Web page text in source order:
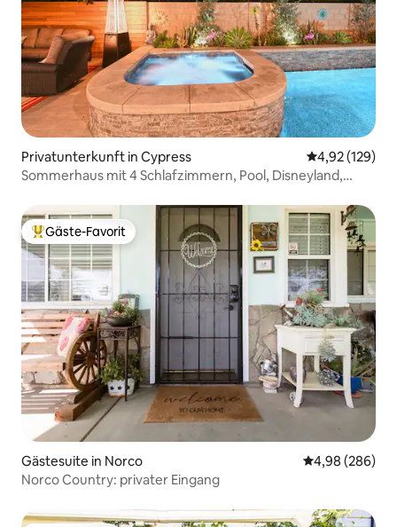
Privatunterkunft in Cypress
4,92 (129)
Sommerhaus mit 4 Schlafzimmern, Pool, Disneyland,
Beliebter Gäste-Favorit.
Gäste-Favorit
Gästesuite in Norco
4,98 (286)
Norco Country: privater Eingang